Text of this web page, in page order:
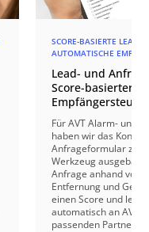
SCORE-BASIERTE LEAD-
AUTOMATISCHE
Lead- und
Score-basierter
Für AVT Alarm- und
haben wir das
Anfrageformular zu
Werkzeug
Anfrage anhand von
Entfernung und
einen Score und
automatisch an AVT
passenden